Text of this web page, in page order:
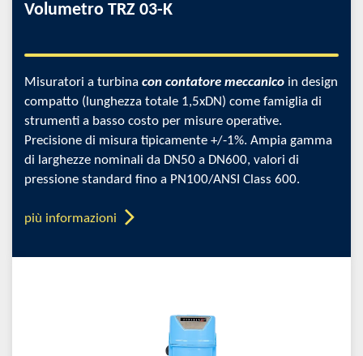
Volumetro TRZ 03-K
Misuratori a turbina con contatore meccanico in design
compatto (lunghezza totale 1,5xDN) come famiglia di
strumenti a basso costo per misure operative.
Precisione di misura tipicamente +/-1%. Ampia gamma
di larghezze nominali da DN50 a DN600, valori di
pressione standard fino a PN100/ANSI Class 600.
più informazioni